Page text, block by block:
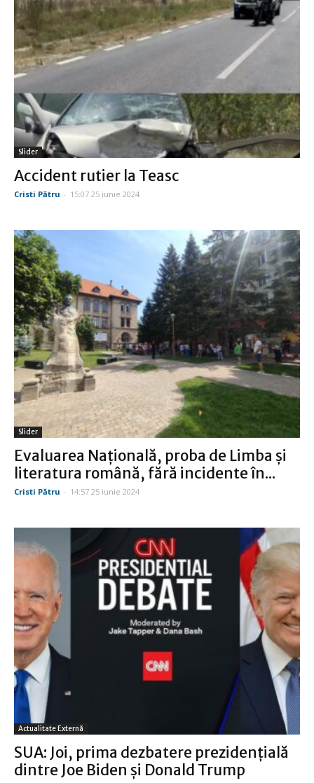
Slider
Accident rutier la Teasc
Cristi Pătru - 15:07 25 iunie 2024
Slider
Evaluarea Naţională, proba de Limba şi
literatura română, fără incidente în...
Cristi Pătru - 14:57 25 iunie 2024
Actualitate Externă
SUA: Joi, prima dezbatere prezidenţială
dintre Joe Biden şi Donald Trump